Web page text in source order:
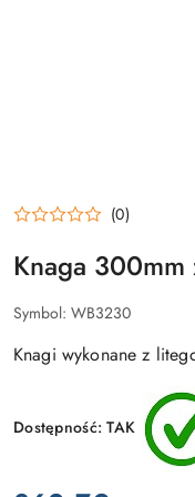
(0)
Knaga
Symbol: WB3230
Knagi wykonane z
Dostępność:TAK